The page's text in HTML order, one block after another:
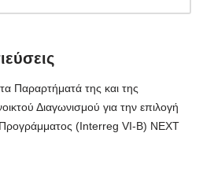
Παραρτήματά της και της
Διαγωνισμού για την επιλογή
(Interreg VI-B) NEXT